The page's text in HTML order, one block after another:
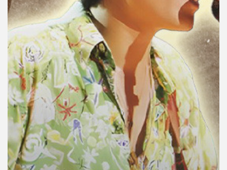
บทความ
ข่าว
และ
กิจกรรม
เกี่ยว
กับ
เรา